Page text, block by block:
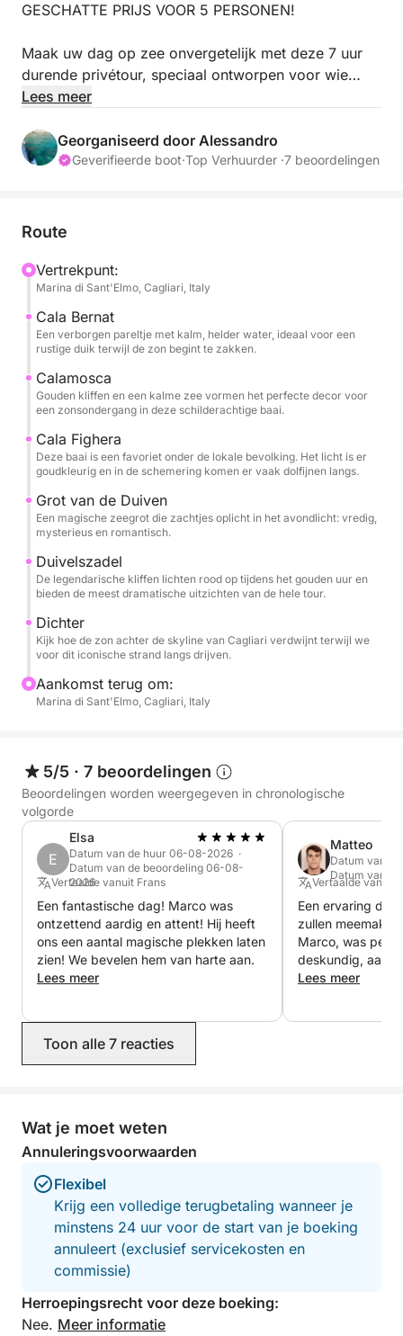
GESCHATTE PRIJS VOOR 5 PERSONEN!
Maak uw dag op zee onvergetelijk met deze 7 uur
durende privétour, speciaal ontworpen voor wie
meer wil dan een simpele boottocht. Ideaal voor
jubilea of zelfs verrassende huwelijksaanzoeken.
Deze ervaring biedt een volle dag zon, zee en
exclusieve zeiltocht langs de zuidoostkust van
Sardinië, waarbij u zelf het tempo bepaalt. Na langs
de kliffen van de Sella del Diavolo te zijn gevaren,
vervolgen we onze weg naar steeds ruiger en
ongerepter landschap.
U vaart tussen verborgen baaien en kristalhelder
water door en stopt onderweg naar Villasimius om te
zwemmen en te ontspannen op unieke locaties,
waaronder spectaculaire stranden zoals Mari Pintau
Tijdens de excursie heeft u volop tijd om te genieten
ver weg van de drukte. Aan boord kunt u
ontspannen, zonnebaden of proosten terwijl u geniet
van adembenemende uitzichten.
Een langere en uitgebreidere ervaring, ideaal voor
wie de meest authentieke en spectaculaire kant van
de kust wil verkennen, helemaal tot aan Villasimius,
Wat deze ervaring zo bijzonder maakt, is de
flexibiliteit en de mogelijkheid tot personalisatie. Wilt
u een verjaardag vieren met vrienden, naar uw
favoriete playlist luisteren of genieten van een
romantische lunch voor anker? Vraag het ons gerust.
Onze bijboot is snel, veilig en perfect om langs de
toegang tot rustige baaien en betoverende plekjes
die grotere schepen simpelweg niet kunnen
bereiken. Dit is geen rigide tour: het is uw eigen
privéfeest op zee, aangepast aan uw tijd, uw stijl en
Lees meer
Georganiseerd door Alessandro
Geverifieerde boot·Top Verhuurder ·7 beoordelingen
Route
Vertrekpunt:
Marina di Sant'Elmo, Cagliari, Italy
Cala Bernat
Een verborgen pareltje met kalm, helder water, ideaal voor een
rustige duik terwijl de zon begint te zakken.
Calamosca
Gouden kliffen en een kalme zee vormen het perfecte decor voor
een zonsondergang in deze schilderachtige baai.
Cala Fighera
Deze baai is een favoriet onder de lokale bevolking. Het licht is er
goudkleurig en in de schemering komen er vaak dolfijnen langs.
Grot van de Duiven
Een magische zeegrot die zachtjes oplicht in het avondlicht: vredig,
mysterieus en romantisch.
Duivelszadel
De legendarische kliffen lichten rood op tijdens het gouden uur en
bieden de meest dramatische uitzichten van de hele tour.
Dichter
Kijk hoe de zon achter de skyline van Cagliari verdwijnt terwijl we
voor dit iconische strand langs drijven.
Aankomst terug om:
Marina di Sant'Elmo, Cagliari, Italy
5/5 · 7 beoordelingen
Beoordelingen worden weergegeven in chronologische
volgorde
E
Elsa
Datum van de huur 06-08-2026 ·
Datum van de beoordeling 06-08-
2026
Vertaalde vanuit Frans
Een fantastische dag! Marco was
ontzettend aardig en attent! Hij heeft
ons een aantal magische plekken laten
zien! We bevelen hem van harte aan.
Lees meer
Matteo
Datum van
Datum van
Vertaalde vanuit
Een ervaring die
zullen
Marco, was
deskundig,
te stoppen. Een
Lees meer
Toon alle 7 reacties
Wat je moet weten
Annuleringsvoorwaarden
Flexibel
Krijg een volledige terugbetaling wanneer je
minstens 24 uur voor de start van je boeking
annuleert (exclusief servicekosten en
commissie)
Herroepingsrecht voor deze boeking:
Nee. Meer informatie